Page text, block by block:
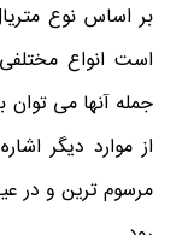
بر اساس نوع
است انواع مختلفی
جمله آنها می ‌توان
از موارد دیگر
مرسوم ترین و در